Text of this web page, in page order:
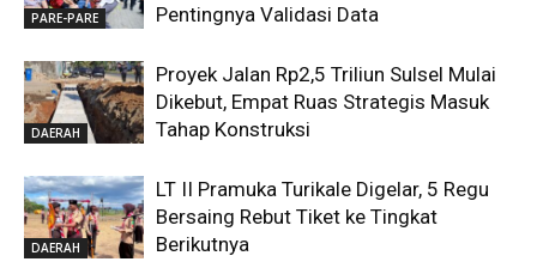
PARE-PARE
Pentingnya Validasi Data
DAERAH
Proyek Jalan Rp2,5 Triliun Sulsel Mulai
Dikebut, Empat Ruas Strategis Masuk
Tahap Konstruksi
DAERAH
LT II Pramuka Turikale Digelar, 5 Regu
Bersaing Rebut Tiket ke Tingkat
Berikutnya